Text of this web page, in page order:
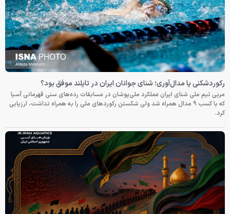
رکوردشکنی یا مدال‌آوری؛ شنای جوانان ایران در تایلند موفق بود؟
مربی تیم ملی شنای ایران عملکرد ملی‌پوشان در مسابقات رده‌های سنی قهرمانی آسیا
که با کسب ۹ مدال همراه شد ولی شکستن رکوردهای ملی را به همراه نداشت، ارزیابی
کرد.